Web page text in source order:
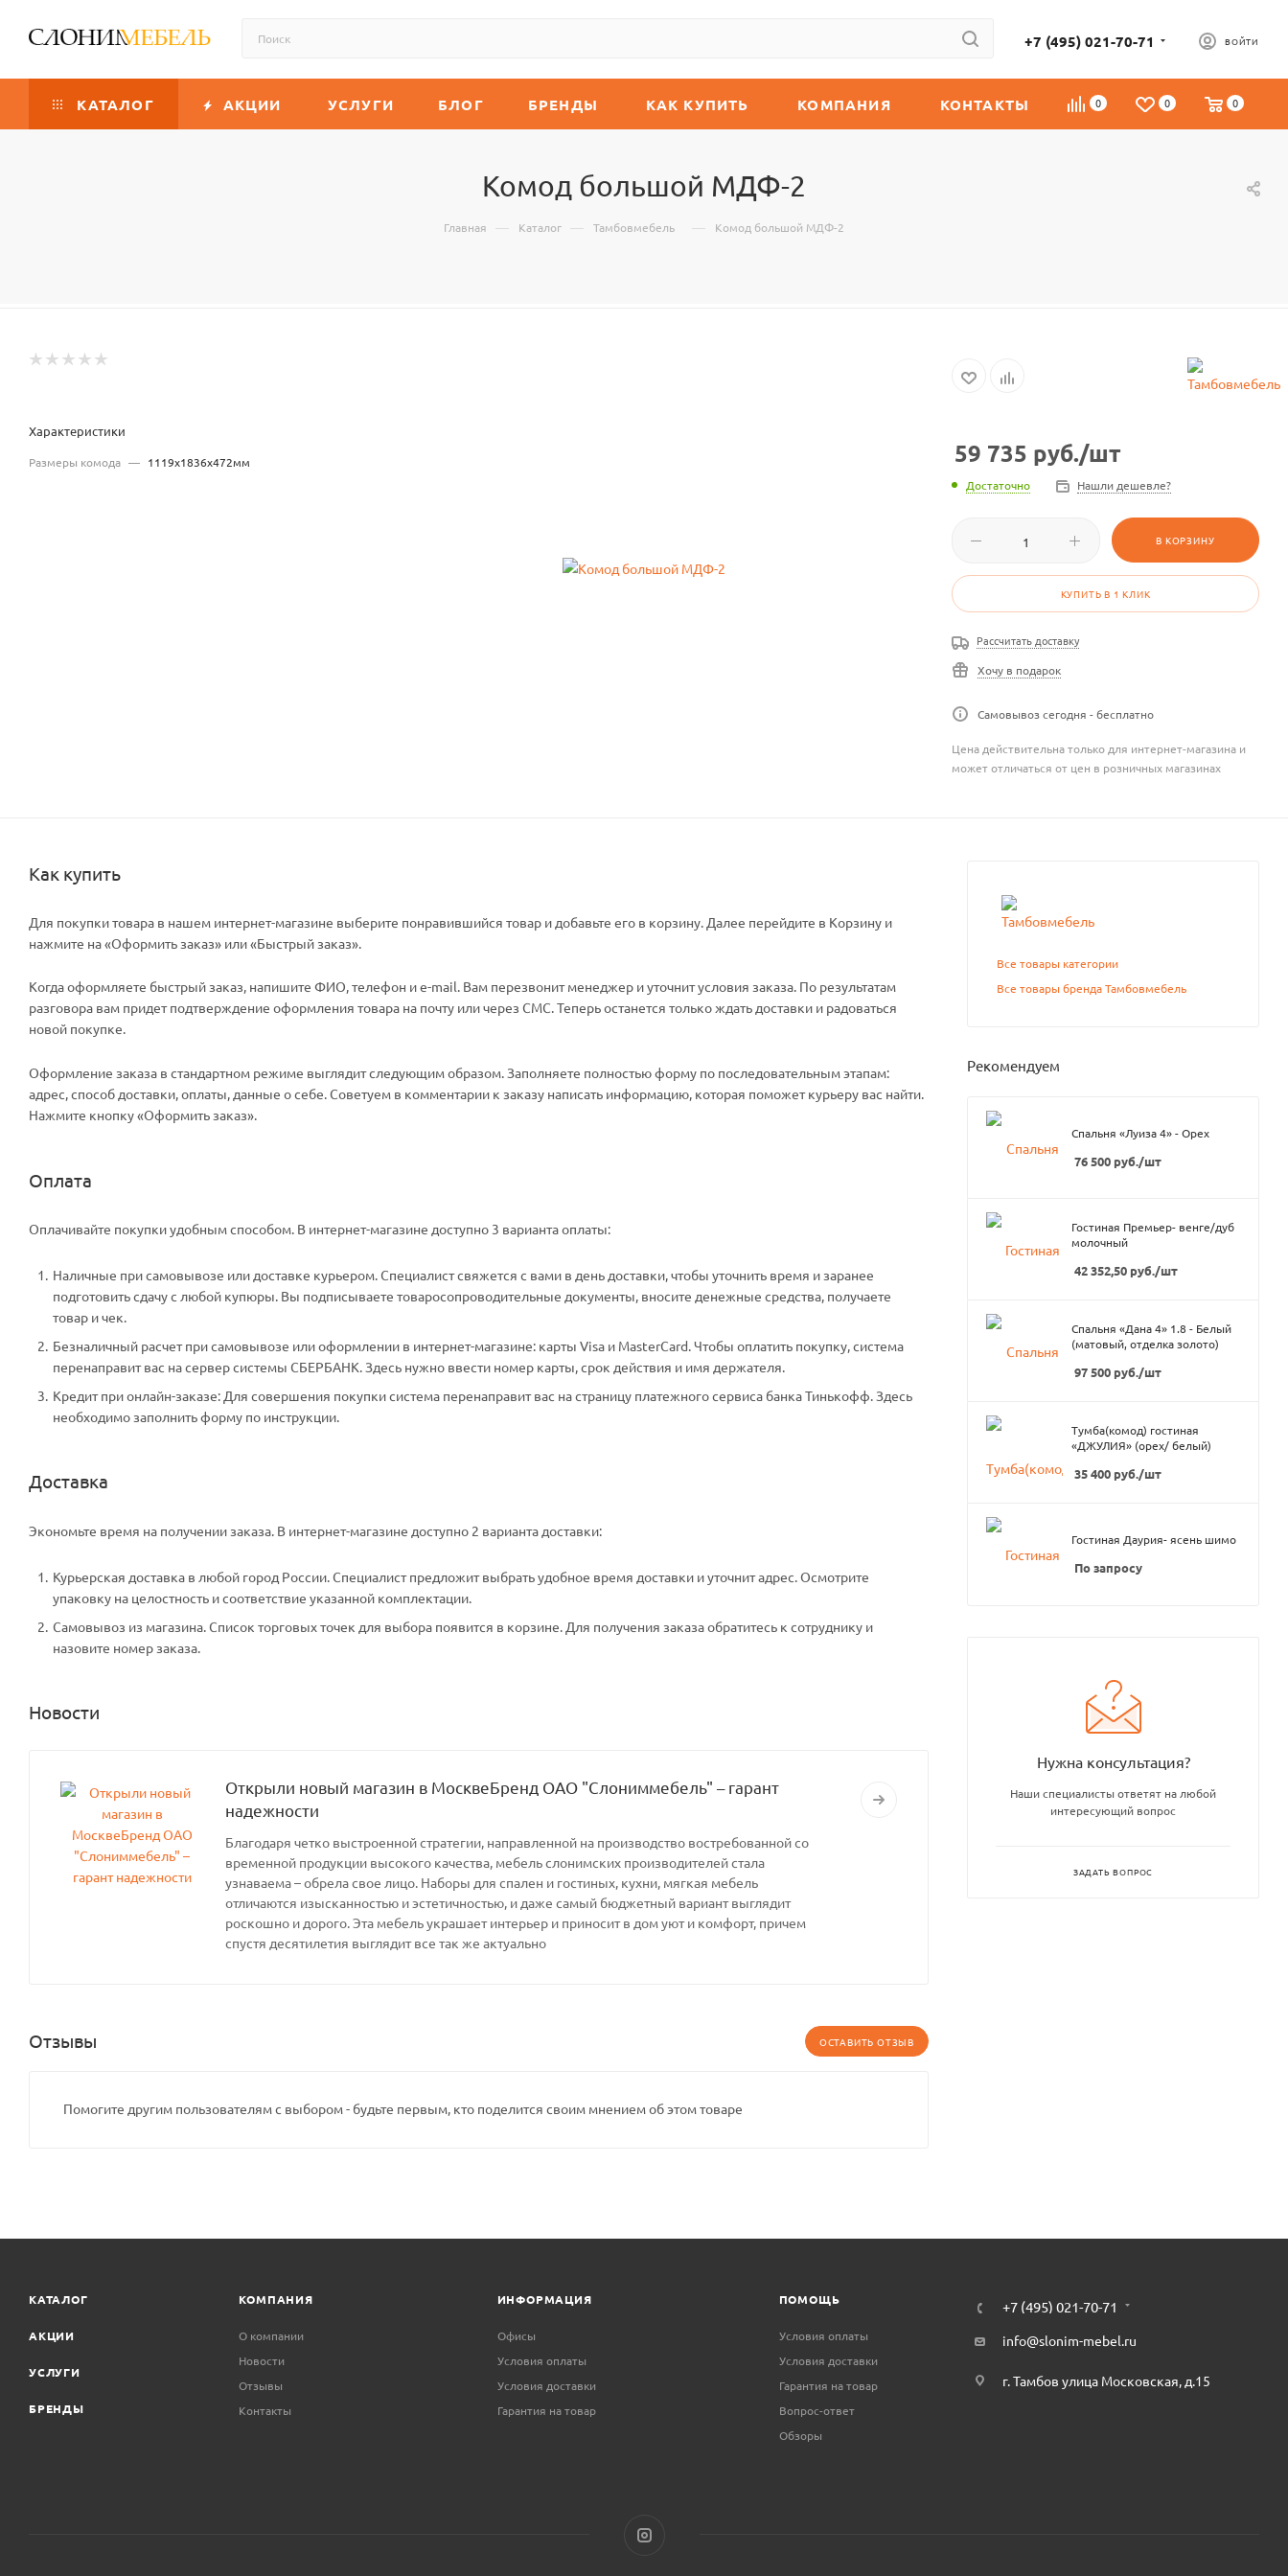
+7 (495) 021-70-71 ВОЙТИ
0 0 0
КАТАЛОГ АКЦИИ УСЛУГИ БЛОГ БРЕНДЫ КАК КУПИТЬ КОМПАНИЯ КОНТАКТЫ
Комод большой МДФ-2
Главная — Каталог — Тамбовмебель — Комод большой МДФ-2
Характеристики
Размеры комода — 1119x1836x472мм 59 735 руб./шт
Достаточно Нашли дешевле?
В КОРЗИНУ
КУПИТЬ В 1 КЛИК
Рассчитать доставку
Хочу в подарок
Самовывоз сегодня - бесплатно
Цена действительна только для интернет-магазина и
может отличаться от цен в розничных магазинах
Как купить
Для покупки товара в нашем интернет-магазине выберите понравившийся товар и добавьте его в корзину. Далее перейдите в Корзину и
нажмите на «Оформить заказ» или «Быстрый заказ».
Когда оформляете быстрый заказ, напишите ФИО, телефон и e-mail. Вам перезвонит менеджер и уточнит условия заказа. По результатам
разговора вам придет подтверждение оформления товара на почту или через СМС. Теперь останется только ждать доставки и радоваться
новой покупке.
Оформление заказа в стандартном режиме выглядит следующим образом. Заполняете полностью форму по последовательным этапам:
адрес, способ доставки, оплаты, данные о себе. Советуем в комментарии к заказу написать информацию, которая поможет курьеру вас найти.
Нажмите кнопку «Оформить заказ».
Оплата
Оплачивайте покупки удобным способом. В интернет-магазине доступно 3 варианта оплаты:
Наличные при самовывозе или доставке курьером. Специалист свяжется с вами в день доставки, чтобы уточнить время и заранее
подготовить сдачу с любой купюры. Вы подписываете товаросопроводительные документы, вносите денежные средства, получаете
товар и чек.
Безналичный расчет при самовывозе или оформлении в интернет-магазине: карты Visa и MasterCard. Чтобы оплатить покупку, система
перенаправит вас на сервер системы СБЕРБАНК. Здесь нужно ввести номер карты, срок действия и имя держателя.
Кредит при онлайн-заказе: Для совершения покупки система перенаправит вас на страницу платежного сервиса банка Тинькофф. Здесь
необходимо заполнить форму по инструкции.
Доставка
Экономьте время на получении заказа. В интернет-магазине доступно 2 варианта доставки:
Курьерская доставка в любой город России. Специалист предложит выбрать удобное время доставки и уточнит адрес. Осмотрите
упаковку на целостность и соответствие указанной комплектации.
Самовывоз из магазина. Список торговых точек для выбора появится в корзине. Для получения заказа обратитесь к сотруднику и
назовите номер заказа.
Новости
Открыли новый магазин в МосквеБренд ОАО "Слониммебель" – гарант
надежности
Благодаря четко выстроенной стратегии, направленной на производство востребованной со
временной продукции высокого качества, мебель слонимских производителей стала
узнаваема – обрела свое лицо. Наборы для спален и гостиных, кухни, мягкая мебель
отличаются изысканностью и эстетичностью, и даже самый бюджетный вариант выглядит
роскошно и дорого. Эта мебель украшает интерьер и приносит в дом уют и комфорт, причем
спустя десятилетия выглядит все так же актуально
Отзывы ОСТАВИТЬ ОТЗЫВ
Помогите другим пользователям с выбором - будьте первым, кто поделится своим мнением об этом товаре
Все товары категории
Все товары бренда Тамбовмебель
Рекомендуем
Спальня «Луиза 4» - Орех
76 500 руб./шт
Гостиная Премьер- венге/дуб
молочный
42 352,50 руб./шт
Спальня «Дана 4» 1.8 - Белый
(матовый, отделка золото)
97 500 руб./шт
Тумба(комод) гостиная
«ДЖУЛИЯ» (орех/ белый)
35 400 руб./шт
Гостиная Даурия- ясень шимо
По запросу
Нужна консультация?
Наши специалисты ответят на любой
интересующий вопрос
ЗАДАТЬ ВОПРОС
КАТАЛОГ
АКЦИИ
УСЛУГИ
БРЕНДЫ
КОМПАНИЯ
О компании
Новости
Отзывы
Контакты
ИНФОРМАЦИЯ
Офисы
Условия оплаты
Условия доставки
Гарантия на товар
ПОМОЩЬ
Условия оплаты
Условия доставки
Гарантия на товар
Вопрос-ответ
Обзоры
+7 (495) 021-70-71
info@slonim-mebel.ru
г. Тамбов улица Московская, д.15